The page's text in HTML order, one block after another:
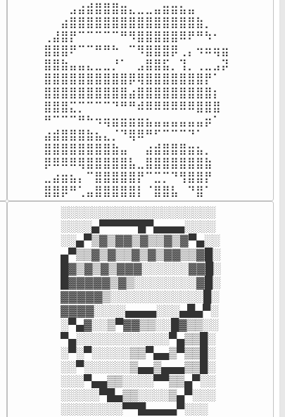
⠀⠀⠀⣠⣴⣾⣿⣿⣿⣶⣄⣀⣀⣤⣶⣶⣦⣤⠀⠀⠀⠀⠀
⠀⠀⣴⣿⣿⣿⣿⣿⣿⣿⣿⣿⣿⣿⣿⣿⣿⣿⣷⡀⠀⠀⠀
⢀⣼⣿⡟⠉⠉⠉⠉⠉⠛⠻⣿⣿⣿⣿⣿⠿⠟⠛⠳⠂⠀⠀
⣿⣿⣿⠟⠉⠉⠛⠛⠓⠀⠉⠻⣿⣿⣿⡿⢀⡄⠲⠶⢶⣶⠀
⣿⣿⣷⣤⣤⣄⣀⣀⡘⠁⠀⣠⣿⣿⣯⡀⢹⡀⢀⣀⣠⡽⠀
⣿⣿⣿⣿⣿⣿⣿⣿⣿⣿⡿⢿⣿⣿⣿⣿⣿⣿⣿⡟⠁⠀⠀
⣿⣿⣿⣿⣿⣿⣿⣿⣿⣿⣴⣿⣿⣿⣿⣿⣿⣿⣿⣿⡆⠀⠀
⣿⣿⣿⣍⡉⠉⠉⠉⠙⠛⠛⠾⠿⠿⠿⠿⠿⠿⣿⣿⣿⠀⠀
⠛⠉⠉⠉⠛⠓⠲⢶⣶⣶⣶⣶⣦⣤⣤⣤⣤⣤⣤⡶⠁⠀⠀
⣴⣾⣿⣿⣿⣷⣦⣄⡈⠙⢿⠿⠛⠋⠉⠉⠉⠙⠁⠀⠀⠀⠀
⣿⣿⣿⣿⣿⣿⣿⣿⣷⣤⠀⠀⣴⣾⣿⣿⣿⣶⣦⡀⠀⠀⠀
⡿⠿⠿⠿⢿⣿⣿⣿⣿⣿⣧⣀⣿⣿⣿⣿⣿⣿⣿⣷⠀⠀⠀
⣀⣴⣶⣦⡄⠉⣿⣿⣿⣿⣿⡟⠉⣉⡉⠙⢻⣿⣿⡟⠀⠀⠀
⣿⣿⡿⠛⢁⣤⣿⣿⣿⣿⣿⡇⠈⣿⣿⣧⠀⠙⣿⠁⠀⠀⠀
░░░░░░░░░░░░░░░░░░░░
░░░░▄▀▀▀▀▀█▀▄▄▄▄░░░░
░░▄▀▒▓▒▓▓▒▓▒▒▓▒▓▀▄░░
▄▀▒▒▓▒▓▒▒▓▒▓▒▓▓▒▒▓█░
█▓▒▓▒▓▒▓▓▓░░░░░░▓▓█░
█▓▓▓▓▓▒▓▒░░░░░░░░▓█░
▓▓▓▓▓▒░░░░░░░░░░░░█░
▓▓▓▓░░░░▄▄▄▄░░░▄█▄▀░
░▀▄▓░░▒▀▓▓▒▒░░█▓▒▒░░
▀▄░░░░░░░░░░░░▀▄▒▒█░
░▀░▀░░░░░▒▒▀▄▄▒▀▒▒█░
░░▀░░░░░░▒▄▄▒▄▄▄▒▒█░
░░░▀▄▄▒▒░░░░▀▀▒▒▄▀░░
░░░░░▀█▄▒▒░░░░▒▄▀░░░
░░░░░░░░▀▀█▄▄▄▄▀░░░